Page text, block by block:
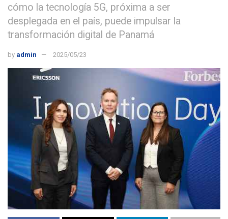
cómo la tecnología 5G, próxima a ser
desplegada en el país, puede impulsar la
transformación digital de Panamá
by admin 2025/05/23